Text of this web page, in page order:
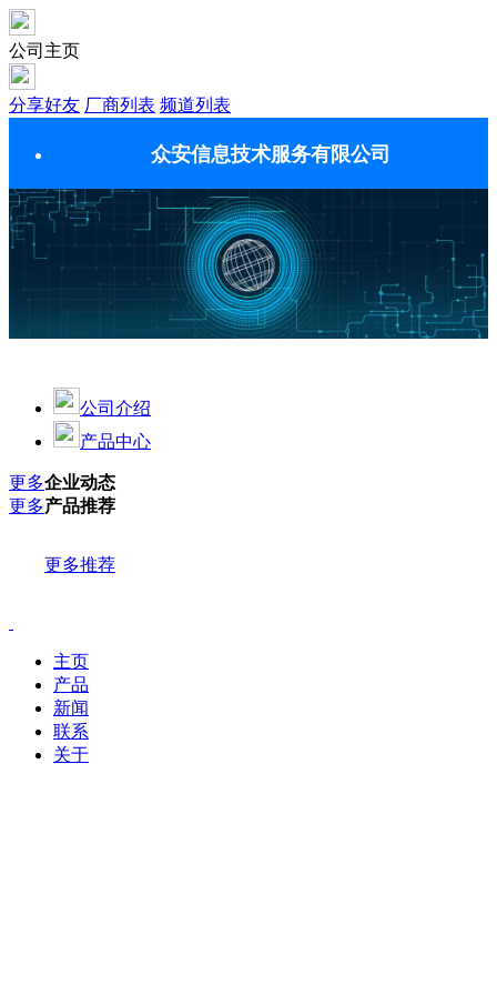
公司主页
分享好友 厂商列表 频道列表
众安信息技术服务有限公司
公司介绍
产品中心
更多企业动态
更多产品推荐
更多推荐
主页
产品
新闻
联系
关于